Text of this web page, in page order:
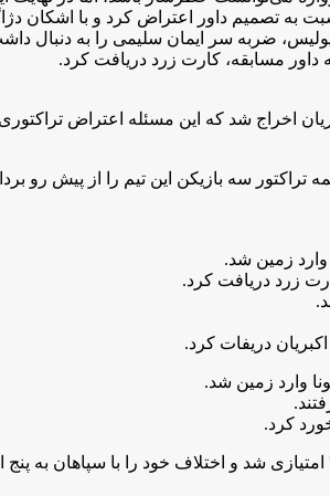
پرسپولیس در اولین تجربه هدایت یحیی‌ گل‌محمدی، با پیروزی مقابل